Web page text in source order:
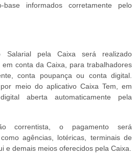
informados corretamente pelo
Salarial pela Caixa será realizado
conta da Caixa, para trabalhadores
conta poupança ou conta digital.
meio do aplicativo Caixa Tem, em
aberta automaticamente pela
correntista, o pagamento será
agências, lotéricas, terminais de
e demais meios oferecidos pela Caixa.